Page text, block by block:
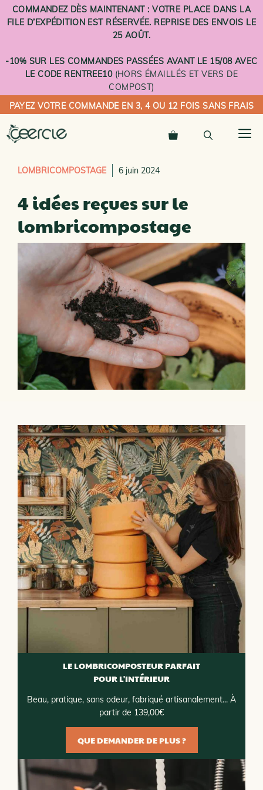
Aller
au
COMMANDEZ DÈS MAINTENANT : VOTRE PLACE DANS LA
FILE D’EXPÉDITION EST RÉSERVÉE. REPRISE DES ENVOIS LE
25 AOÛT.
-10% SUR LES COMMANDES PASSÉES AVANT LE 15/08 AVEC
LE CODE RENTREE10(HORS ÉMAILLÉS ET VERS DE
COMPOST)
PAYEZ VOTRE COMMANDE EN 3, 4 OU 12 FOIS SANS FRAIS
LOMBRICOMPOSTAGE 6 juin 2024
4 idées reçues sur le
lombricompostage
LE LOMBRICOMPOSTEUR PARFAIT
POUR L'INTÉRIEUR
Beau, pratique, sans odeur, fabriqué artisanalement... À
partir de 139,00€
QUE DEMANDER DE PLUS ?